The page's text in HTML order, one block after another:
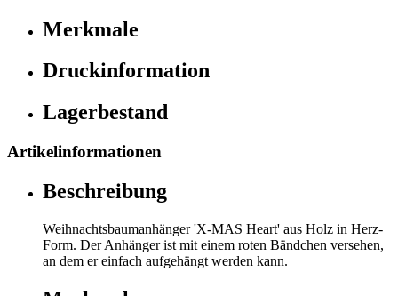
Merkmale
Druckinformation
Lagerbestand
Artikelinformationen
Beschreibung
Weihnachtsbaumanhänger 'X-MAS Heart' aus Holz in Herz-
Form. Der Anhänger ist mit einem roten Bändchen versehen,
an dem er einfach aufgehängt werden kann.